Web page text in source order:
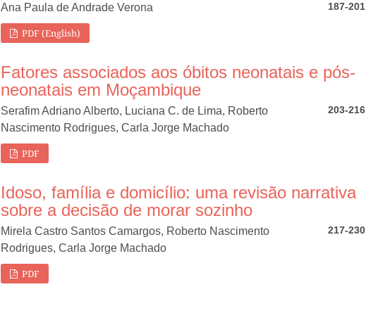
Ana Paula de Andrade Verona 187-201
PDF (English)
Fatores associados aos óbitos neonatais e pós-
neonatais em Moçambique
Serafim Adriano Alberto, Luciana C. de Lima, Roberto
Nascimento Rodrigues, Carla Jorge Machado
203-216
PDF
Idoso, família e domicílio: uma revisão narrativa
sobre a decisão de morar sozinho
Mirela Castro Santos Camargos, Roberto Nascimento
Rodrigues, Carla Jorge Machado
217-230
PDF